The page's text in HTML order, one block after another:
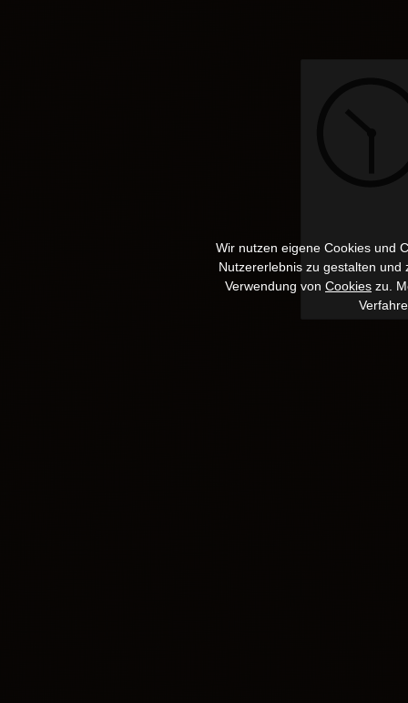
Wir nutzen eigene Cookies und
Nutzererlebnis zu gestalten
Verwendung von Cookies zu.